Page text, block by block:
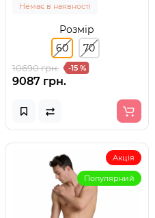
Немає в наявності
Розмір
60
70
10690 грн. -15 %
9087 грн.
Акція
Популярний